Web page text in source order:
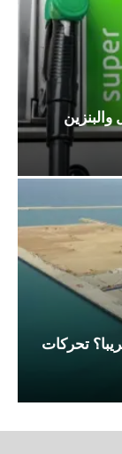
والبنزين
تحركات